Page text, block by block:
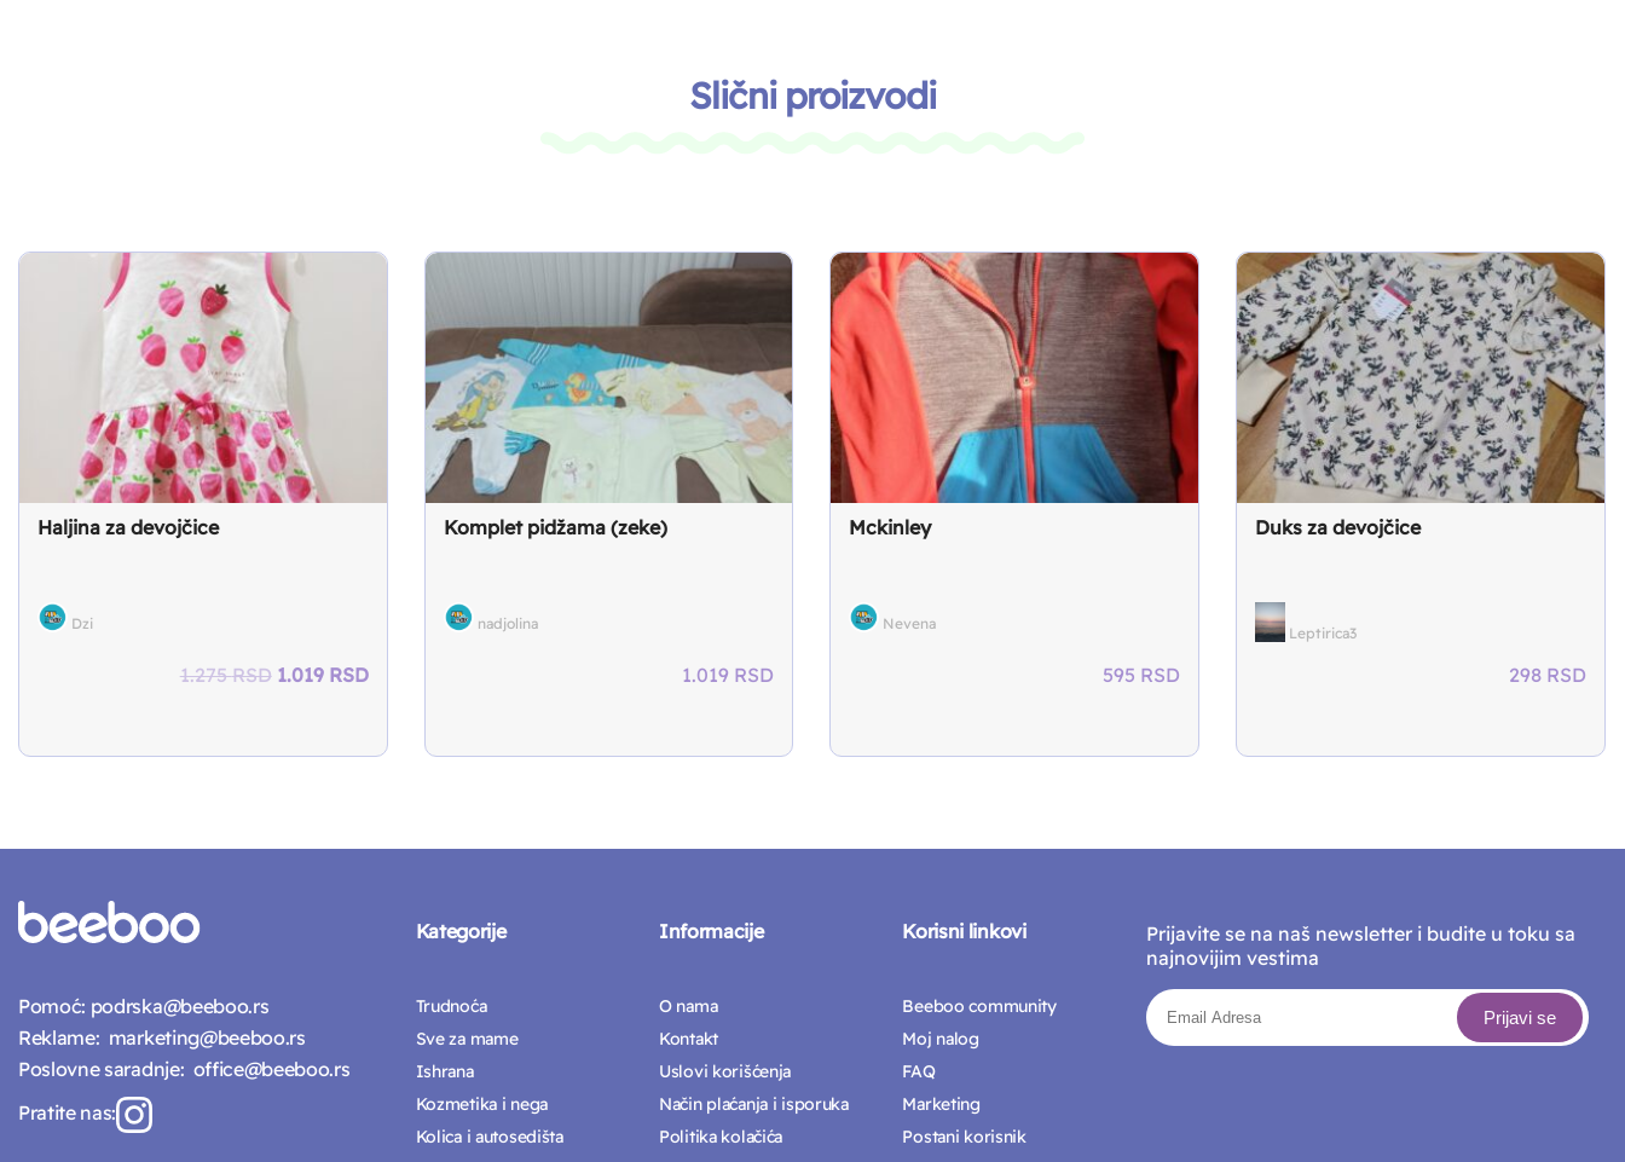
Slični proizvodi
Haljina za devojčice
Dzi
1.275RSD Original
1.019 RSDCurrent
1.019 RSD.
Komplet pidžama (zeke)
nadjolina
1.019 RSD
Mckinley
Nevena
595 RSD
Duks za devojčice
Leptirica3
298 RSD
Pomoć: podrska@beeboo.rs
Reklame: marketing@beeboo.rs
Poslovne saradnje: office@beeboo.rs
Pratite nas:
Kategorije
Trudnoća
Sve za mame
Ishrana
Kozmetika i nega
Kolica i autosedišta
Informacije
O nama
Kontakt
Uslovi korišćenja
Način plaćanja i isporuka
Politika kolačića
Korisni linkovi
Beeboo community
Moj nalog
FAQ
Marketing
Postani korisnik
Prijavite se na naš newsletter i budite u toku sa
najnovijim vestima